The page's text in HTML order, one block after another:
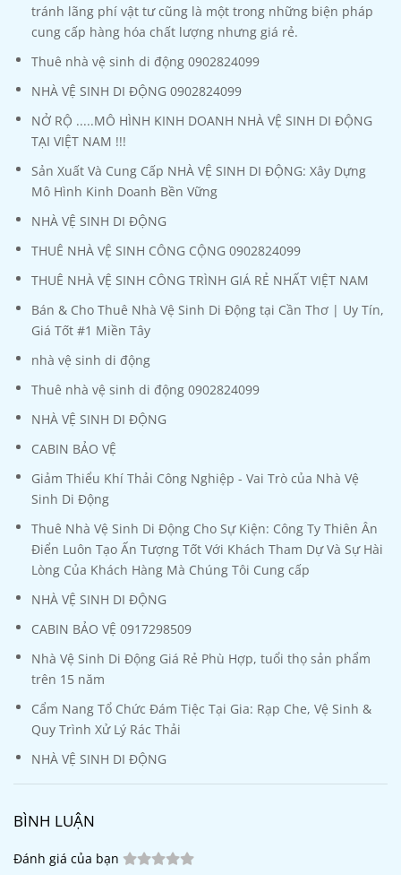
tránh lãng phí vật tư cũng là một trong những biện pháp
cung cấp hàng hóa chất lượng nhưng giá rẻ.
Thuê nhà vệ sinh di động 0902824099
NHÀ VỆ SINH DI ĐỘNG 0902824099
NỞ RỘ .....MÔ HÌNH KINH DOANH NHÀ VỆ SINH DI ĐỘNG
TẠI VIỆT NAM !!!
Sản Xuất Và Cung Cấp NHÀ VỆ SINH DI ĐỘNG: Xây Dựng
Mô Hình Kinh Doanh Bền Vững
NHÀ VỆ SINH DI ĐỘNG
THUÊ NHÀ VỆ SINH CÔNG CỘNG 0902824099
THUÊ NHÀ VỆ SINH CÔNG TRÌNH GIÁ RẺ NHẤT VIỆT NAM
Bán & Cho Thuê Nhà Vệ Sinh Di Động tại Cần Thơ | Uy Tín,
Giá Tốt #1 Miền Tây
nhà vệ sinh di động
Thuê nhà vệ sinh di động 0902824099
NHÀ VỆ SINH DI ĐỘNG
CABIN BẢO VỆ
Giảm Thiểu Khí Thải Công Nghiệp - Vai Trò của Nhà Vệ
Sinh Di Động
Thuê Nhà Vệ Sinh Di Động Cho Sự Kiện: Công Ty Thiên Ân
Điển Luôn Tạo Ấn Tượng Tốt Với Khách Tham Dự Và Sự Hài
Lòng Của Khách Hàng Mà Chúng Tôi Cung cấp
NHÀ VỆ SINH DI ĐỘNG
CABIN BẢO VỆ 0917298509
Nhà Vệ Sinh Di Động Giá Rẻ Phù Hợp, tuổi thọ sản phẩm
trên 15 năm
Cẩm Nang Tổ Chức Đám Tiệc Tại Gia: Rạp Che, Vệ Sinh &
Quy Trình Xử Lý Rác Thải
NHÀ VỆ SINH DI ĐỘNG
BÌNH LUẬN
Đánh giá của bạn